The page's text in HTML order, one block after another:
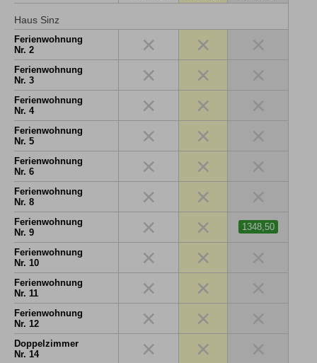
Haus Sinz
Ferienwohnung
Nr. 2
× ×
Ferienwohnung
Nr. 3
× ×
Ferienwohnung
Nr. 4
× ×
Ferienwohnung
Nr. 5
× ×
Ferienwohnung
Nr. 6
× ×
Ferienwohnung
Nr. 8
× ×
Ferienwohnung
Nr. 9
× × 1348,50
Ferienwohnung
Nr. 10
× ×
Ferienwohnung
Nr. 11
× ×
Ferienwohnung
Nr. 12
× ×
Doppelzimmer
Nr. 14
× ×